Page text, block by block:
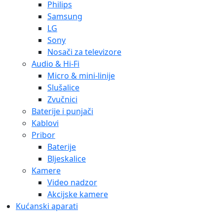
Philips
Samsung
LG
Sony
Nosači za televizore
Audio & Hi-Fi
Micro & mini-linije
Slušalice
Zvučnici
Baterije i punjači
Kablovi
Pribor
Baterije
Bljeskalice
Kamere
Video nadzor
Akcijske kamere
Kućanski aparati